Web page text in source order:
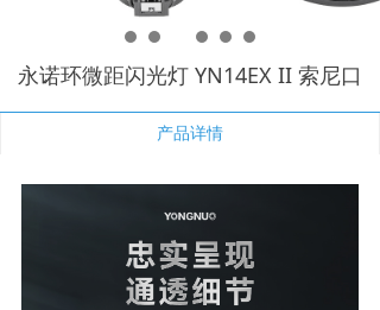
活动中心
下载与支持
永诺环微距闪光灯 YN14EX II 索尼口
产品详情